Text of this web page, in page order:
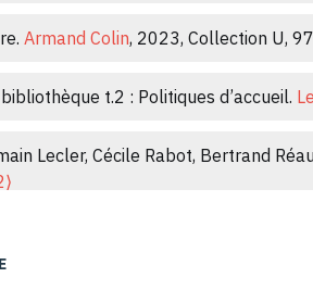
de sélection des comités de
policier en bibliothèque.
Armand Colin, 2023, Collection U,
t.2 : Politiques d’accueil.
Lecler, Cécile Rabot, Bertrand